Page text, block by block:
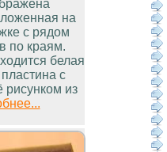
на
с рядом
по краям.
белая
с
из